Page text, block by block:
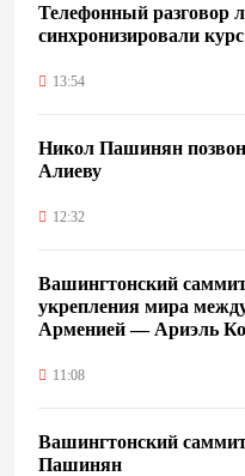
Телефонный разговор
синхронизировали
13:54
Никол Пашинян
Алиеву
12:32
Вашингтонский
укрепления мира
Арменией — Ариэль
11:08
Вашингтонский
Пашинян